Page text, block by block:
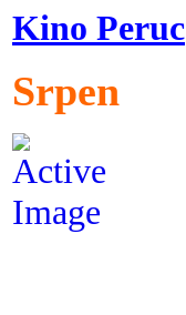
Kino Peruc
Srpen